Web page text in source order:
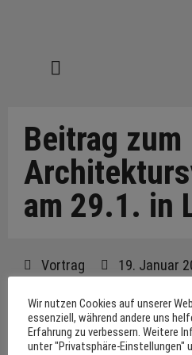
Beitrag zum
am 29.1. in
Vortrag 19. Januar
Am Architektursymposion
Wir nutzen Cookies auf unserer
essenziell, während andere uns
Erfahrung zu verbessern. Weitere
unter "Privatsphäre-Einstellungen"